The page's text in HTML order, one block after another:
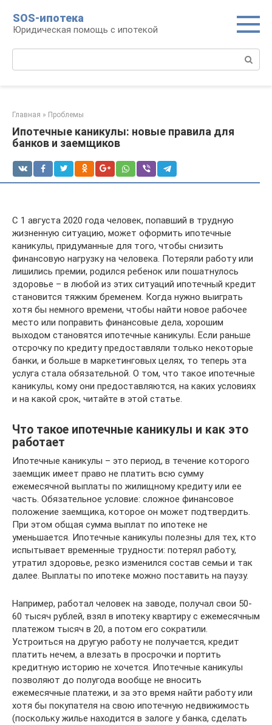
контенту
SOS-ипотека
Юридическая помощь с ипотекой
Главная » Проблемы
Ипотечные каникулы: новые правила для
банков и заемщиков
С 1 августа 2020 года человек, попавший в трудную
жизненную ситуацию, может оформить ипотечные
каникулы, придуманные для того, чтобы снизить
финансовую нагрузку на человека. Потеряли работу или
лишились премии, родился ребенок или пошатнулось
здоровье – в любой из этих ситуаций ипотечный кредит
становится тяжким бременем. Когда нужно выиграть
хотя бы немного времени, чтобы найти новое рабочее
место или поправить финансовые дела, хорошим
выходом становятся ипотечные каникулы. Если раньше
отсрочку по кредиту предоставляли только некоторые
банки, и больше в маркетинговых целях, то теперь эта
услуга стала обязательной. О том, что такое ипотечные
каникулы, кому они предоставляются, на каких условиях
и на какой срок, читайте в этой статье.
Что такое ипотечные каникулы и как это
работает
Ипотечные каникулы – это период, в течение которого
заемщик имеет право не платить всю сумму
ежемесячной выплаты по жилищному кредиту или ее
часть. Обязательное условие: сложное финансовое
положение заемщика, которое он может подтвердить.
При этом общая сумма выплат по ипотеке не
уменьшается. Ипотечные каникулы полезны для тех, кто
испытывает временные трудности: потерял работу,
утратил здоровье, резко изменился состав семьи и так
далее. Выплаты по ипотеке можно поставить на паузу.
Например, работал человек на заводе, получал свои 50-
60 тысяч рублей, взял в ипотеку квартиру с ежемесячным
платежом тысяч в 20, а потом его сократили.
Устроиться на другую работу не получается, кредит
платить нечем, а влезать в просрочки и портить
кредитную историю не хочется. Ипотечные каникулы
позволяют до полугода вообще не вносить
ежемесячные платежи, и за это время найти работу или
хотя бы покупателя на свою ипотечную недвижимость
(поскольку жилье находится в залоге у банка, сделать